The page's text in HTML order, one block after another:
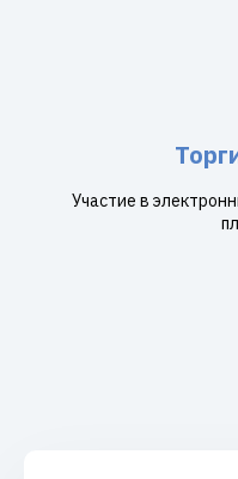
Участие в